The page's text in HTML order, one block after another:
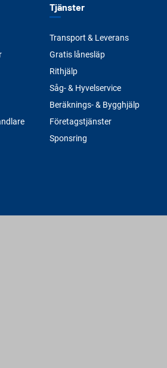
Tjänster
Transport & Leverans
Gratis lånesläp
Rithjälp
Såg- & Hyvelservice
Beräknings- & Bygghjälp
Företagstjänster
Sponsring